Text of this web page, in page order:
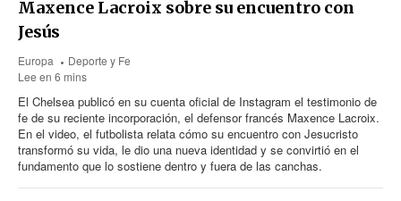
Maxence Lacroix sobre su encuentro con
Jesús
Europa
Deporte y Fe
Lee en 6 mins
El Chelsea publicó en su cuenta oficial de Instagram el testimonio de
fe de su reciente incorporación, el defensor francés Maxence Lacroix.
En el video, el futbolista relata cómo su encuentro con Jesucristo
transformó su vida, le dio una nueva identidad y se convirtió en el
fundamento que lo sostiene dentro y fuera de las canchas.